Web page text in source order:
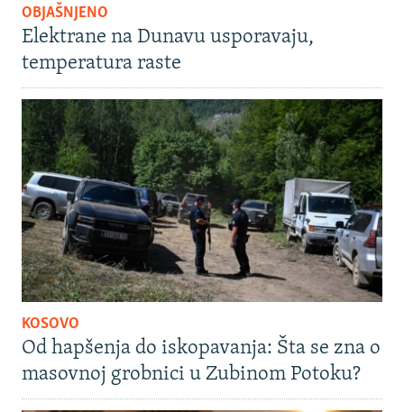
OBJAŠNJENO
Elektrane na Dunavu usporavaju,
temperatura raste
KOSOVO
Od hapšenja do iskopavanja: Šta se zna o
masovnoj grobnici u Zubinom Potoku?